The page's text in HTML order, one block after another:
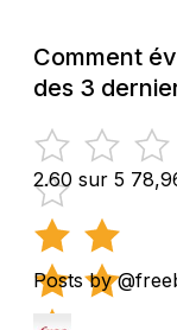
Comment
des 3
2.60 sur 5
Posts by